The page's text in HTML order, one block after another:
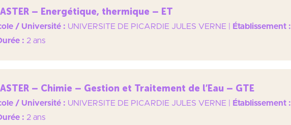
– Energétique, thermique – ET
/ Université : UNIVERSITE DE PICARDIE JULES VERNE Établissement :
: 2 ans
– Chimie – Gestion et Traitement de l’Eau – GTE
/ Université : UNIVERSITE DE PICARDIE JULES VERNE Établissement :
: 2 ans